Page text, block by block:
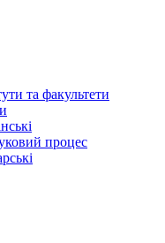
та факультети
процес